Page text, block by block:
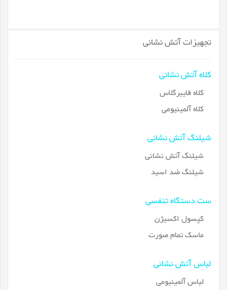
تجهیزات آتش نشانی
کلاه آتش نشانی
کلاه فایبرگلاس
کلاه آلمینیومی
شیلنگ آتش نشانی
شیلنگ آتش نشانی
شیلنگ ضد اسید
ست دستگاه تنفسی
کپسول اکسیژن
ماسک تمام صورت
لباس آتش نشانی
لباس آلمینیومی